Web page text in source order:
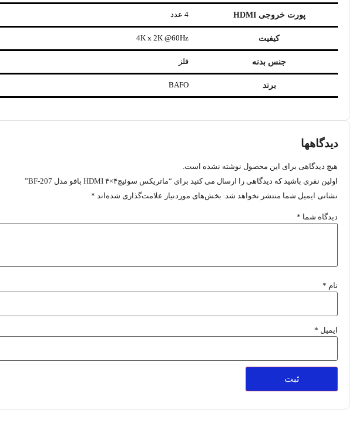
پورت خروجی HDMI 4 عدد
کیفیت 4K x 2K @60Hz
جنس بدنه فلز
برند BAFO
دیدگاهها
هیچ دیدگاهی برای این محصول نوشته نشده است.
اولین نفری باشید که دیدگاهی را ارسال می کنید برای “ماتریکس سوئیچ۴×۴ HDMI بافو مدل BF-207”
نشانی ایمیل شما منتشر نخواهد شد. بخش‌های موردنیاز علامت‌گذاری شده‌اند *
دیدگاه شما *
نام *
ایمیل *